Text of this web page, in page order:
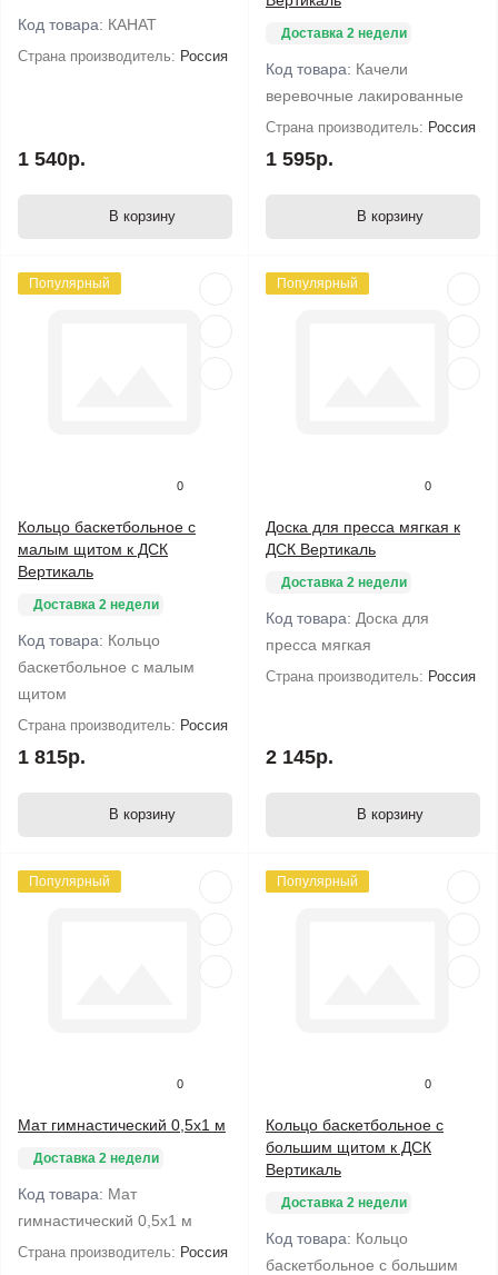
Код товара: КАНАТ
Страна производитель: Россия
1 540р.
В корзину
Доставка 2 недели
Код товара: Качели
веревочные лакированные
Страна производитель: Россия
1 595р.
В корзину
Популярный
0
Кольцо баскетбольное с
малым щитом к ДСК
Вертикаль
Доставка 2 недели
Код товара: Кольцо
баскетбольное с малым
щитом
Страна производитель: Россия
1 815р.
В корзину
Популярный
0
Доска для пресса мягкая к
ДСК Вертикаль
Доставка 2 недели
Код товара: Доска для
пресса мягкая
Страна производитель: Россия
2 145р.
В корзину
Популярный
0
Мат гимнастический 0,5х1 м
Доставка 2 недели
Код товара: Мат
гимнастический 0,5х1 м
Страна производитель: Россия
Популярный
0
Кольцо баскетбольное с
большим щитом к ДСК
Вертикаль
Доставка 2 недели
Код товара: Кольцо
баскетбольное с большим